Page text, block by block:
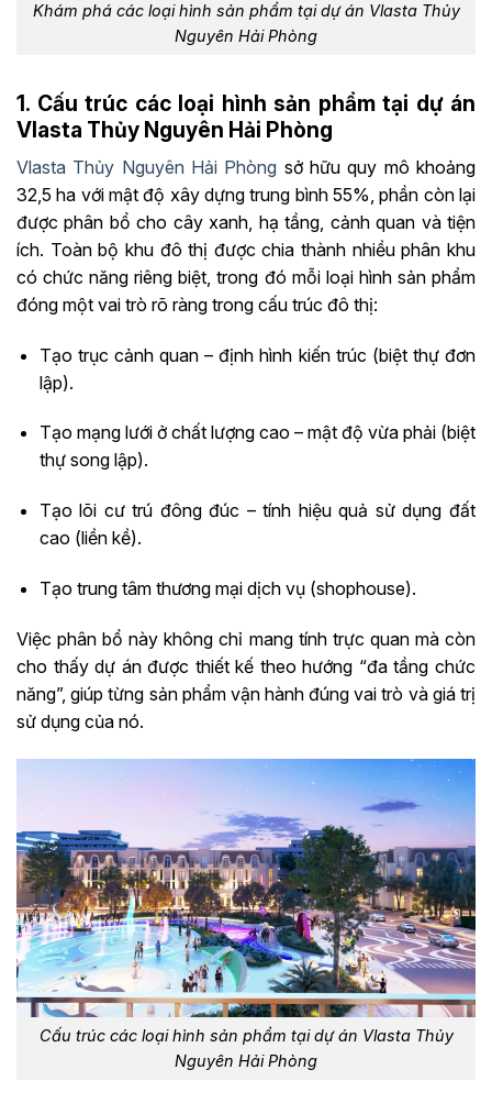
Khám phá các loại hình sản phẩm tại dự án Vlasta Thủy
Nguyên Hải Phòng
1. Cấu trúc các loại hình sản phẩm tại dự án
Vlasta Thủy Nguyên Hải Phòng
Vlasta Thủy Nguyên Hải Phòng sở hữu quy mô khoảng
32,5 ha với mật độ xây dựng trung bình 55%, phần còn lại
được phân bổ cho cây xanh, hạ tầng, cảnh quan và tiện
ích. Toàn bộ khu đô thị được chia thành nhiều phân khu
có chức năng riêng biệt, trong đó mỗi loại hình sản phẩm
đóng một vai trò rõ ràng trong cấu trúc đô thị:
Tạo trục cảnh quan – định hình kiến trúc (biệt thự đơn
lập).
Tạo mạng lưới ở chất lượng cao – mật độ vừa phải (biệt
thự song lập).
Tạo lõi cư trú đông đúc – tính hiệu quả sử dụng đất
cao (liền kề).
Tạo trung tâm thương mại dịch vụ (shophouse).
Việc phân bổ này không chỉ mang tính trực quan mà còn
cho thấy dự án được thiết kế theo hướng “đa tầng chức
năng”, giúp từng sản phẩm vận hành đúng vai trò và giá trị
sử dụng của nó.
Cấu trúc các loại hình sản phẩm tại dự án Vlasta Thủy
Nguyên Hải Phòng